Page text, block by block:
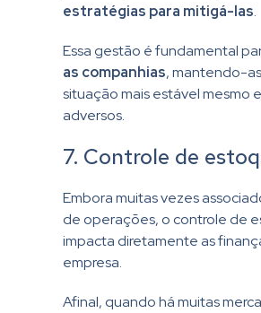
estratégias para mitigá-las.
Essa gestão é fundamental
as companhias, mantendo-
situação mais estável mesmo
adversos.
7. Controle de
Embora muitas vezes
de operações, o controle de
impacta diretamente as
empresa.
Afinal, quando há muitas